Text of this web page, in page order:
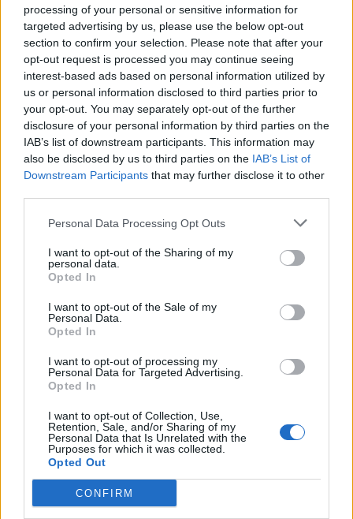
processing of your personal or sensitive information for
targeted advertising by us, please use the below opt-out
section to confirm your selection. Please note that after your
opt-out request is processed you may continue seeing
interest-based ads based on personal information utilized by
us or personal information disclosed to third parties prior to
your opt-out. You may separately opt-out of the further
disclosure of your personal information by third parties on the
IAB’s list of downstream participants. This information may
also be disclosed by us to third parties on the IAB’s List of
Downstream Participants that may further disclose it to other
Personal Data Processing Opt Outs
I want to opt-out of the Sharing of my
personal data.
Opted In
I want to opt-out of the Sale of my
Personal Data.
Opted In
I want to opt-out of processing my
Personal Data for Targeted Advertising.
Opted In
I want to opt-out of Collection, Use,
Retention, Sale, and/or Sharing of my
Personal Data that Is Unrelated with the
Purposes for which it was collected.
Opted Out
CONFIRM
άνοιγμα των Στενών του Ορμούζ
09:44
Χωρίς ενεργό μέτωπο η φωτιά στο Καρύδι Σητείας -
Παραμένουν δυνάμεις στο σημείο
09:31
Θεσσαλονίκη: Η παρατεταμένη ανομβρία απειλεί τη
λιμνοθάλασσα Καλοχωρίου
09:22
09:12
Κολομβιανών μισθοφόρων
Ηράκλειο: Μια σύλληψη για την έκρηξη φιάλης που
αναστάτωσε την Θερίσσου
Νέα επιχείρηση για μετανάστες ανοιχτά της Ιεράπετρας
09:03
Caravel: Η νέα πολυτέλεια βρίσκεται στις εμπειρίες που
αξίζουν
09:00
"Επένδυση" - παγίδα: 55χρονος στην Κρήτη έχασε